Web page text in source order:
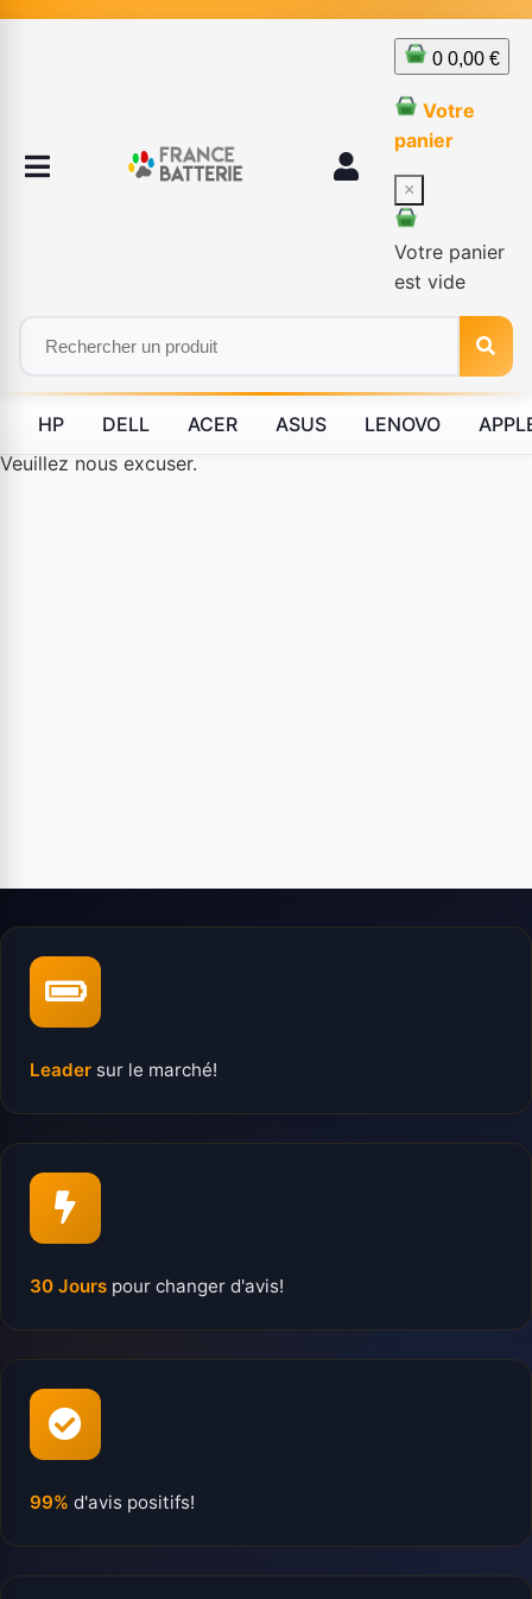
0 0,00 €
Votre
panier
×
Votre panier
est vide
HP DELL ACER ASUS LENOVO
Le produit #BLD--12232 n'est plus disponible à la vente.
Veuillez nous excuser.
Leader sur le marché!
30 Jours pour changer d'avis!
99% d'avis positifs!